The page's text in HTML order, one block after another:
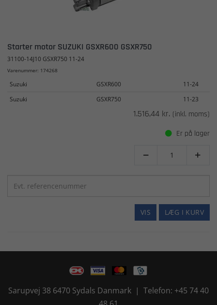
Starter motor SUZUKI GSXR600 GSXR750
31100-14J10 GSXR750 11-24
Varenummer: 174268
Suzuki GSXR600
11-24
Suzuki
GSXR750 11-23
1.516,44 kr. (inkl. moms)
Er på lager
 
LÆG I KURV
VIS
Sarupvej 38 6470 Sydals Danmark | Telefon: +45 74 40